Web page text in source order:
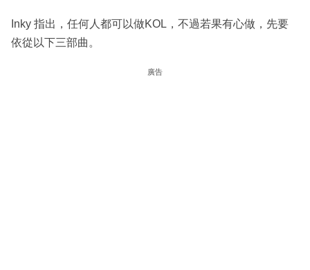
Inky 指出，任何人都可以做KOL，不過若果有心做，先要
依從以下三部曲。
廣告